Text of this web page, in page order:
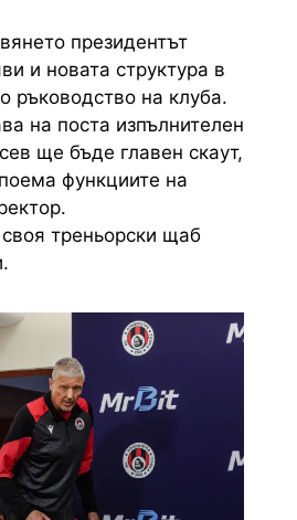
президентът
и новата структура в
ръководство на клуба.
на поста изпълнителен
ще бъде главен скаут,
функциите на
треньорски щаб